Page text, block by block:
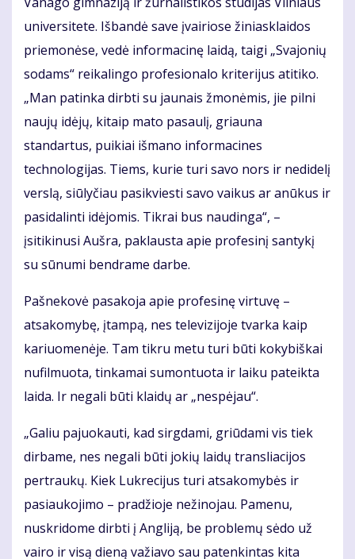
universitete. Išbandė save įvairiose žiniasklaidos
priemonėse, vedė informacinę laidą, taigi „Svajonių
sodams“ reikalingo profesionalo kriterijus atitiko.
„Man patinka dirbti su jaunais žmonėmis, jie pilni
naujų idėjų, kitaip mato pasaulį, griauna
standartus, puikiai išmano informacines
technologijas. Tiems, kurie turi savo nors ir nedidelį
verslą, siūlyčiau pasikviesti savo vaikus ar anūkus ir
pasidalinti idėjomis. Tikrai bus naudinga“, –
įsitikinusi Aušra, paklausta apie profesinį santykį
su sūnumi bendrame darbe.
Pašnekovė pasakoja apie profesinę virtuvę –
atsakomybę, įtampą, nes televizijoje tvarka kaip
kariuomenėje. Tam tikru metu turi būti kokybiškai
nufilmuota, tinkamai sumontuota ir laiku pateikta
laida. Ir negali būti klaidų ar „nespėjau“.
„Galiu pajuokauti, kad sirgdami, griūdami vis tiek
dirbame, nes negali būti jokių laidų transliacijos
pertraukų. Kiek Lukrecijus turi atsakomybės ir
pasiaukojimo – pradžioje nežinojau. Pamenu,
nuskridome dirbti į Angliją, be problemų sėdo už
vairo ir visą dieną važiavo sau patenkintas kita